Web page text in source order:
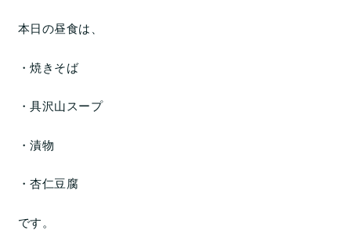
本日の昼食は、
・焼きそば
・具沢山スープ
・漬物
・杏仁豆腐
です。